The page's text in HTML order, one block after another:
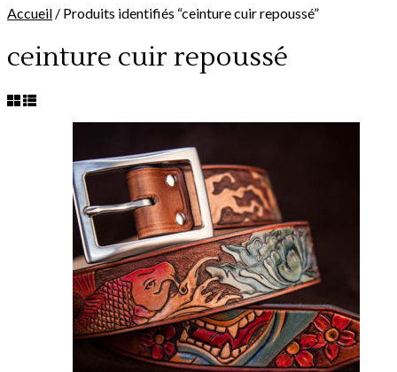
Accueil / Produits identifiés “ceinture cuir repoussé”
ceinture cuir repoussé